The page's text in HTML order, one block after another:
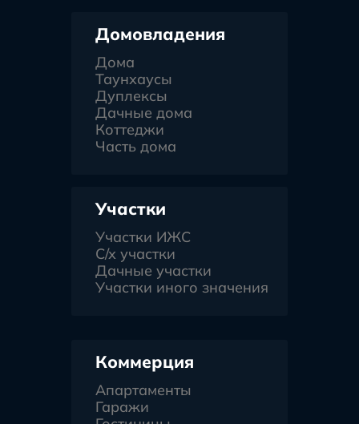
Домовладения
Дома
Таунхаусы
Дуплексы
Дачные дома
Коттеджи
Часть дома
Участки
Участки ИЖС
С/х участки
Дачные участки
Участки иного значения
Коммерция
Апартаменты
Гаражи